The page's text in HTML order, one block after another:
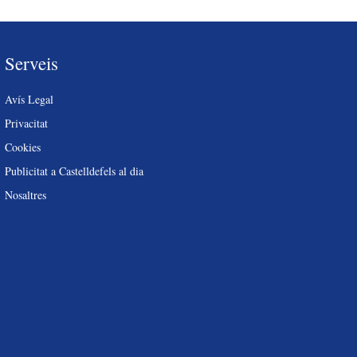
Serveis
Avís Legal
Privacitat
Cookies
Publicitat a Castelldefels al dia
Nosaltres